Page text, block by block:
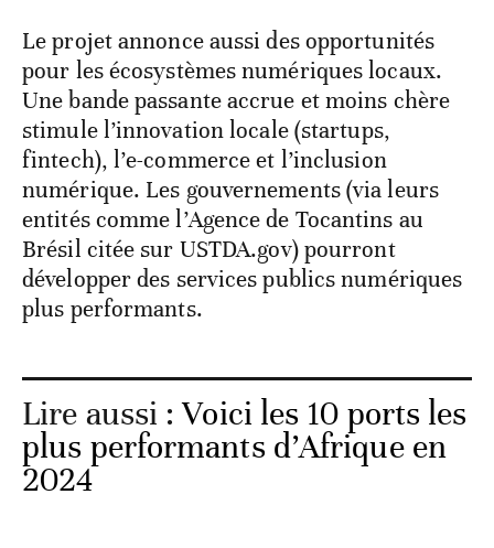
Le projet annonce aussi des opportunités
pour les écosystèmes numériques locaux.
Une bande passante accrue et moins chère
stimule l’innovation locale (startups,
fintech), l’e-commerce et l’inclusion
numérique. Les gouvernements (via leurs
entités comme l’Agence de Tocantins au
Brésil citée sur USTDA.gov) pourront
développer des services publics numériques
plus performants.
Lire aussi :Voici les 10 ports les
plus performants d’Afrique en
2024